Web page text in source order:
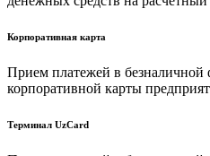
Корпоративная карта
Прием платежей в безналичной
корпоративной карты
Терминал UzCard